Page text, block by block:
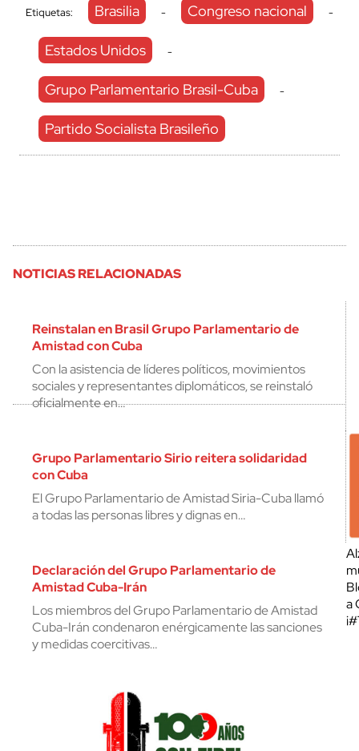
Etiquetas: Brasilia - Congreso nacional -
Estados Unidos -
Grupo Parlamentario Brasil-Cuba -
Partido Socialista Brasileño
NOTICIAS RELACIONADAS
Reinstalan en Brasil Grupo Parlamentario de
Amistad con Cuba
Con la asistencia de líderes políticos, movimientos
sociales y representantes diplomáticos, se reinstaló
oficialmente en…
Grupo Parlamentario Sirio reitera solidaridad
con Cuba
El Grupo Parlamentario de Amistad Siria-Cuba llamó
a todas las personas libres y dignas en…
Declaración del Grupo Parlamentario de
Amistad Cuba-Irán
Los miembros del Grupo Parlamentario de Amistad
Cuba-Irán condenaron enérgicamente las sanciones
y medidas coercitivas…
a